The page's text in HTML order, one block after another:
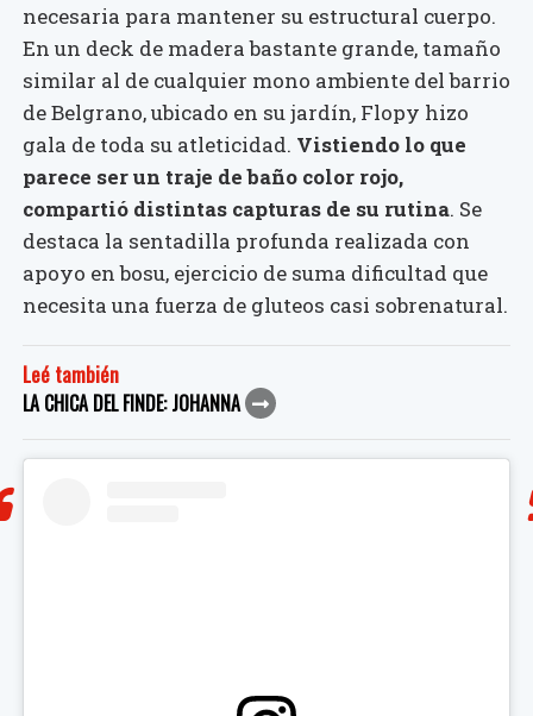
necesaria para mantener su estructural cuerpo.
En un deck de madera bastante grande, tamaño
similar al de cualquier mono ambiente del barrio
de Belgrano, ubicado en su jardín, Flopy hizo
gala de toda su atleticidad. Vistiendo lo que
parece ser un traje de baño color rojo,
compartió distintas capturas de su rutina. Se
destaca la sentadilla profunda realizada con
apoyo en bosu, ejercicio de suma dificultad que
necesita una fuerza de gluteos casi sobrenatural.
Leé también
LA CHICA DEL FINDE: JOHANNA